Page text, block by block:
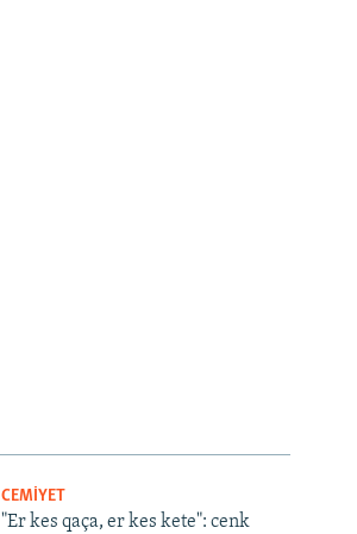
CEMİYET
"Er kes qaça, er kes kete": cenk